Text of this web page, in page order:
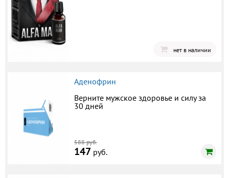
нет в наличии
Аденофрин
Верните мужское здоровье и силу за
30 дней
588 руб.
147 руб.